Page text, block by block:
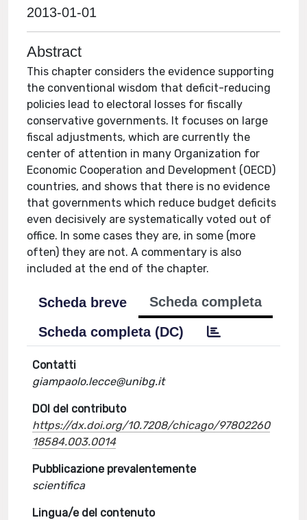
2013-01-01
Abstract
This chapter considers the evidence supporting
the conventional wisdom that deficit-reducing
policies lead to electoral losses for fiscally
conservative governments. It focuses on large
fiscal adjustments, which are currently the
center of attention in many Organization for
Economic Cooperation and Development (OECD)
countries, and shows that there is no evidence
that governments which reduce budget deficits
even decisively are systematically voted out of
office. In some cases they are, in some (more
often) they are not. A commentary is also
included at the end of the chapter.
Scheda breve
Scheda completa
Scheda completa (DC)
Contatti
giampaolo.lecce@unibg.it
DOI del contributo
https://dx.doi.org/10.7208/chicago/97802260
18584.003.0014
Pubblicazione prevalentemente
scientifica
Lingua/e del contenuto